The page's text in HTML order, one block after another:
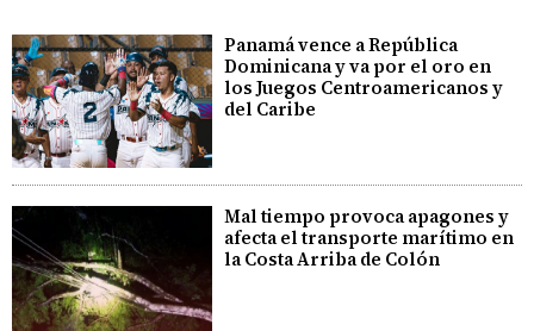
Panamá vence a República
Dominicana y va por el oro en
los Juegos Centroamericanos y
del Caribe
Mal tiempo provoca apagones y
afecta el transporte marítimo en
la Costa Arriba de Colón